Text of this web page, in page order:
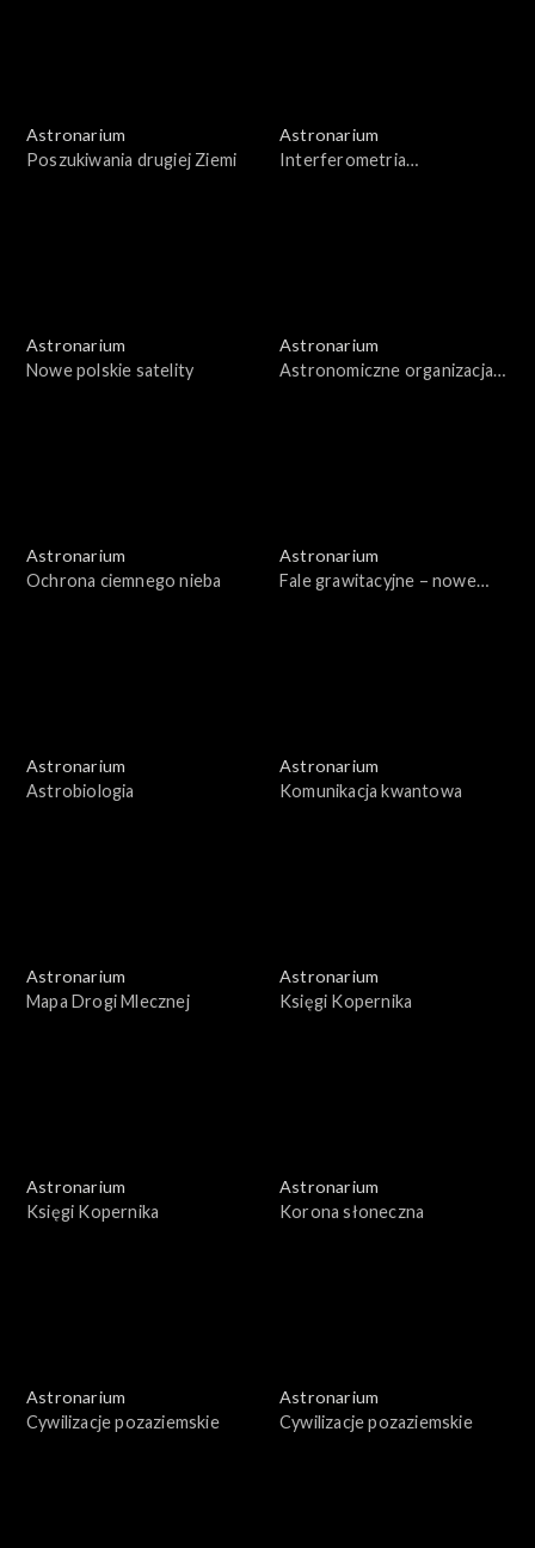
Astronarium
Poszukiwania drugiej Ziemi
Astronarium
Interferometria
Astronarium
Nowe polskie satelity
Astronarium
Astronomiczne organizacja
Astronarium
Ochrona ciemnego nieba
Astronarium
Fale grawitacyjne – nowe
Astronarium
Astrobiologia
Astronarium
Komunikacja kwantowa
Astronarium
Mapa Drogi Mlecznej
Astronarium
Księgi Kopernika
Astronarium
Księgi Kopernika
Astronarium
Korona słoneczna
Astronarium
Cywilizacje pozaziemskie
Astronarium
Cywilizacje pozaziemskie